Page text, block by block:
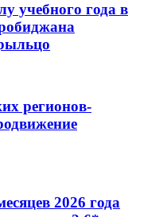
учебного года в
регионов-
2026 года